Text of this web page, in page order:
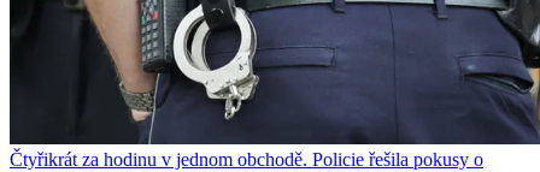
Čtyřikrát za hodinu v jednom obchodě. Policie řešila pokusy o